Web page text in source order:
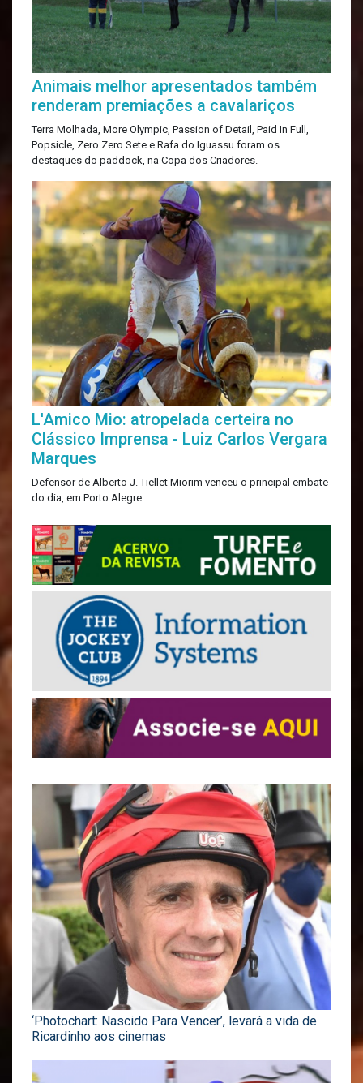
Animais melhor apresentados também
renderam premiações a cavalariços
Terra Molhada, More Olympic, Passion of Detail, Paid In Full,
Popsicle, Zero Zero Sete e Rafa do Iguassu foram os
destaques do paddock, na Copa dos Criadores.
L'Amico Mio: atropelada certeira no
Clássico Imprensa - Luiz Carlos Vergara
Marques
Defensor de Alberto J. Tiellet Miorim venceu o principal embate
do dia, em Porto Alegre.
‘Photochart: Nascido Para Vencer’, levará a vida de
Ricardinho aos cinemas